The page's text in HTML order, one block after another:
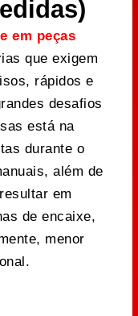
em peças
que exigem
rápidos e
desafios
está na
durante o
além de
em
de encaixe,
menor